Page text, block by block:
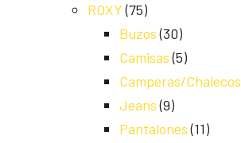
ROXY (75)
Buzos (30)
Camisas (5)
Camperas/Chalecos
Jeans (9)
Pantalones (11)